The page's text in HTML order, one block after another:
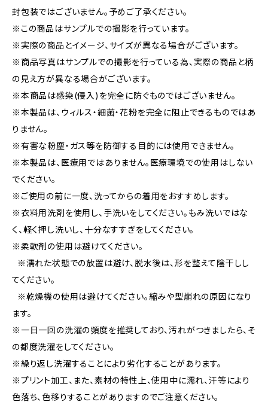
封包装ではございません。予めご了承ください。
※この商品はサンプルでの撮影を行っています。
※実際の商品とイメージ、サイズが異なる場合がございます。
※商品写真はサンプルでの撮影を行っている為、実際の商品と柄
の見え方が異なる場合がございます。
※本商品は感染(侵入)を完全に防ぐものではございません。
※本製品は、ウィルス・細菌・花粉を完全に阻止できるものではあ
りません。
※有害な粉塵・ガス等を防御する目的には使用できません。
※本製品は、医療用ではありません。医療環境での使用はしない
でください。
※ご使用の前に一度、洗ってからの着用をおすすめします。
※衣料用洗剤を使用し、手洗いをしてください。もみ洗いではな
く、軽く押し洗いし、十分なすすぎをしてください。
※柔軟剤の使用は避けてください。
※濡れた状態での放置は避け、脱水後は、形を整えて陰干しし
てください。
※乾燥機の使用は避けてください。縮みや型崩れの原因になり
ます。
※一日一回の洗濯の頻度を推奨しており、汚れがつきましたら、そ
の都度洗濯をしてください。
※繰り返し洗濯することにより劣化することがあります。
※プリント加工、また、素材の特性上、使用中に濡れ、汗等により
色落ち、色移りすることがありますのでご注意ください。